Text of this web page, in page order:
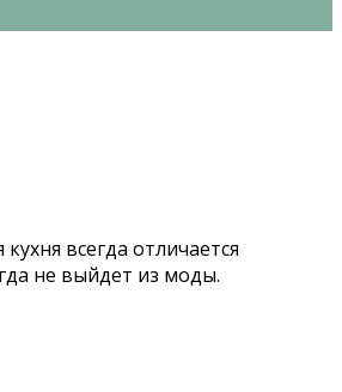
всегда отличается
не выйдет из моды.